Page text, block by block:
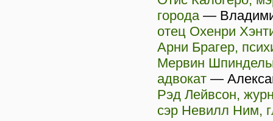
города—
отец Охенри
Арни Брагер,
Мервин
адвокат —
Рэд Лейвсон,
сэр Невилл Ним,